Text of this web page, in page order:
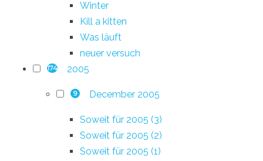
Winter
Kill a kitten
Was läuft
neuer versuch
174 2005
9 December 2005
Soweit für 2005 (3)
Soweit für 2005 (2)
Soweit für 2005 (1)